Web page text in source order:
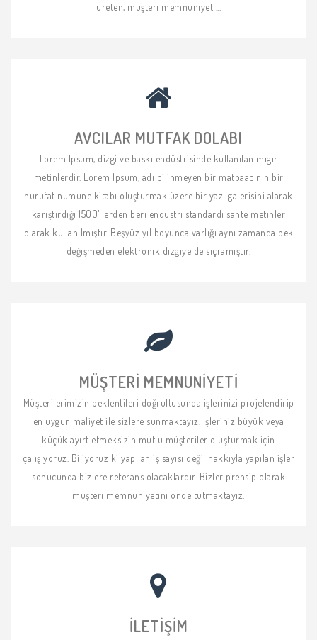
üreten, müşteri memnuniyeti...
AVCILAR MUTFAK DOLABI
Lorem Ipsum, dizgi ve baskı endüstrisinde kullanılan mıgır
metinlerdir. Lorem Ipsum, adı bilinmeyen bir matbaacının bir
hurufat numune kitabı oluşturmak üzere bir yazı galerisini alarak
karıştırdığı 1500"lerden beri endüstri standardı sahte metinler
olarak kullanılmıştır. Beşyüz yıl boyunca varlığı aynı zamanda pek
değişmeden elektronik dizgiye de sıçramıştır.
MÜŞTERI MEMNUNIYETI
Müşterilerimizin beklentileri doğrultusunda işlerinizi projelendirip
en uygun maliyet ile sizlere sunmaktayız. İşleriniz büyük veya
küçük ayırt etmeksizin mutlu müşteriler oluşturmak için
çalışıyoruz. Biliyoruz ki yapılan iş sayısı değil hakkıyla yapılan işler
sonucunda bizlere referans olacaklardır. Bizler prensip olarak
müşteri memnuniyetini önde tutmaktayız.
İLETIŞIM